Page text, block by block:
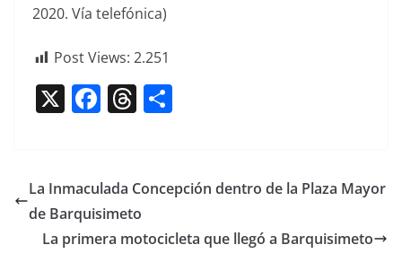
2020. Vía telefónica)
Post Views: 2.251
X F
e
b
o
T
a
d
s
p
tir
La Inmaculada Concepción dentro de la Plaza Mayor
de Barquisimeto
La primera motocicleta que llegó a Barquisimeto